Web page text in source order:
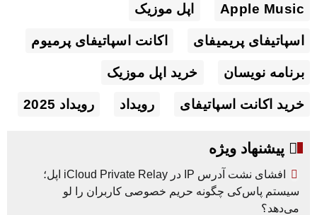
Apple Music اپل موزیک
اسپاتیفای پریمیفای اکانت اسپاتیفای پرمیوم
برنامه نویسان خرید اپل موزیک
خرید اکانت اسپاتیفای رویداد رویداد 2025
پیشنهاد ویژه
افشای نشت آدرس IP در iCloud Private Relay اپل؛
سیستم پاس‌کی چگونه حریم خصوصی کاربران را لو
می‌دهد؟